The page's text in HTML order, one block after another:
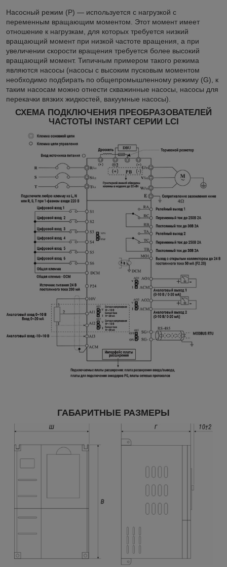
Насосный режим (P) — используется с нагрузкой с
переменным вращающим моментом. Этот момент имеет
отношение к нагрузкам, для которых требуется низкий
вращающий момент при низкой частоте вращения, а при
увеличении скорости вращения требуется более высокий
вращающий момент. Типичным примером такого режима
являются насосы (насосы с высоким пусковым моментом
необходимо подбирать по общепромышленному режиму (G), к
таким насосам можно отнести скважинные насосы, насосы для
перекачки вязких жидкостей, вакуумные насосы).
СХЕМА ПОДКЛЮЧЕНИЯ ПРЕОБРАЗОВАТЕЛЕЙ
ЧАСТОТЫ INSTART СЕРИИ LCI
ГАБАРИТНЫЕ РАЗМЕРЫ